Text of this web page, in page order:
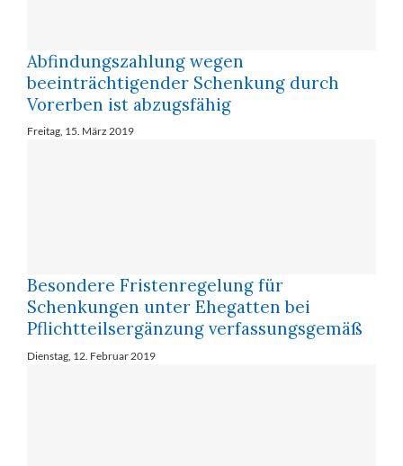
Abfindungszahlung wegen
beeinträchtigender Schenkung durch
Vorerben ist abzugsfähig
Freitag, 15. März 2019
Besondere Fristenregelung für
Schenkungen unter Ehegatten bei
Pflichtteilsergänzung verfassungsgemäß
Dienstag, 12. Februar 2019